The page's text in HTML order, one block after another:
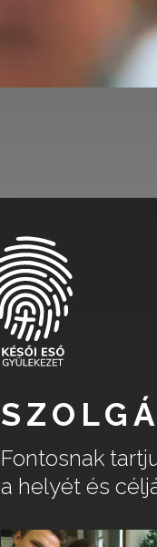
Fontosnak
a helyét és